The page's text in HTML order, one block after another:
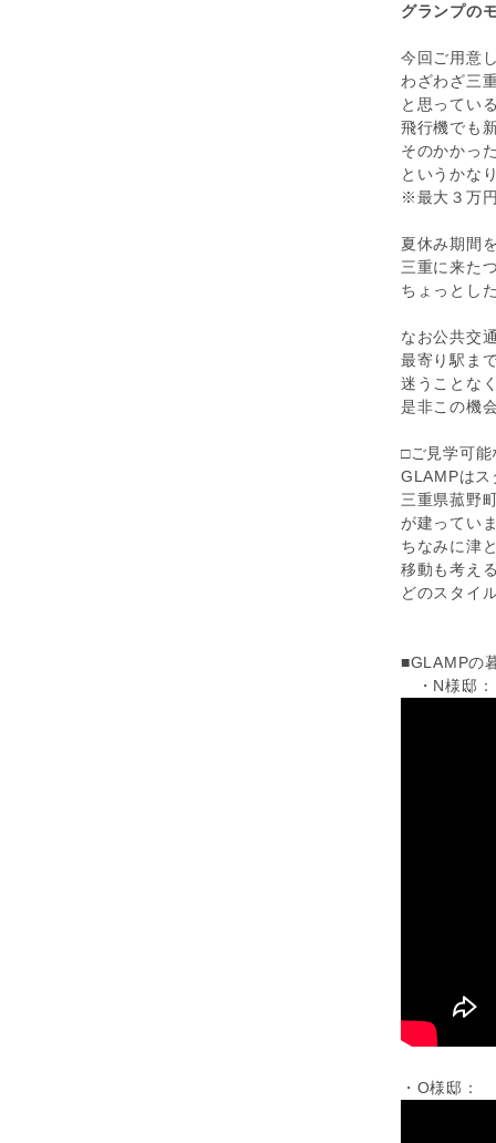
グランプの
今回ご用意
わざわざ三
と思ってい
飛行機でも
そのかかっ
というかな
※最大３万円
夏休み期間
三重に来た
ちょっとし
なお公共交
最寄り駅ま
迷うことな
是非この機
□ご見学可能
GLAMPはス
三重県菰野
が建ってい
ちなみに津
移動も考え
どのスタイ
■GLAMPの
・N様邸：
・O様邸：